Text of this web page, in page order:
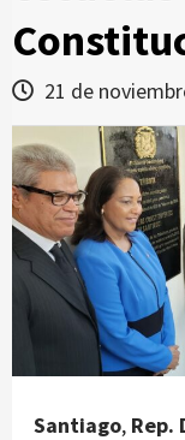
21 de
Santiago, Rep.